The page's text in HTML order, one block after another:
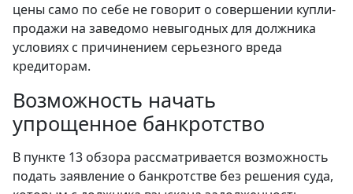
цены само по себе не говорит о совершении купли-
продажи на заведомо невыгодных для должника
условиях с причинением серьезного вреда
кредиторам.
Возможность начать
упрощенное банкротство
В пункте 13 обзора рассматривается возможность
подать заявление о банкротстве без решения суда,